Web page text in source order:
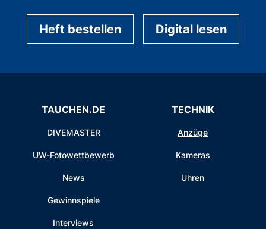
Heft bestellen Digital lesen
TAUCHEN.DE
DIVEMASTER
UW-Fotowettbewerb
News
Gewinnspiele
Interviews
TECHNIK
Anzüge
Kameras
Uhren